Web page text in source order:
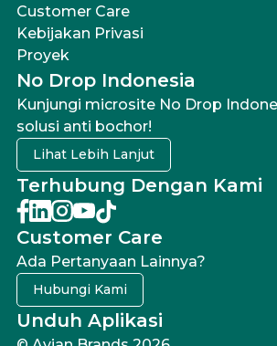
Customer Care
Kebijakan Privasi
Proyek
No Drop Indonesia
Kunjungi microsite No Drop
solusi anti bochor!
Lihat Lebih Lanjut
Terhubung Dengan Kami
Customer Care
Ada Pertanyaan Lainnya?
Hubungi Kami
Unduh Aplikasi